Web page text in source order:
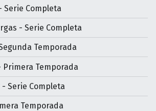
Serie Completa
- Serie Completa
Temporada
Primera Temporada
Serie Completa
Temporada